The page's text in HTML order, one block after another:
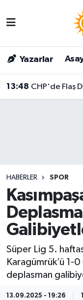
Yazarlar
13:48 CHP'de Flaş Disiplin Hamlesi:
HABERLER SPOR
Süper Lig 5.
Karagümrük’ü 1-
deplasman
13.09.2025 - 19:26
Bilim &
Dünya
Siyaset
Spor
Yaşam
Malatya
Malatya Hava
Malatya
Son Dakika
Haber Arşivi